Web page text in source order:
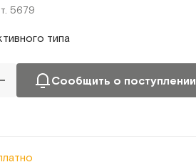
5679
типа
Сообщить о поступлении